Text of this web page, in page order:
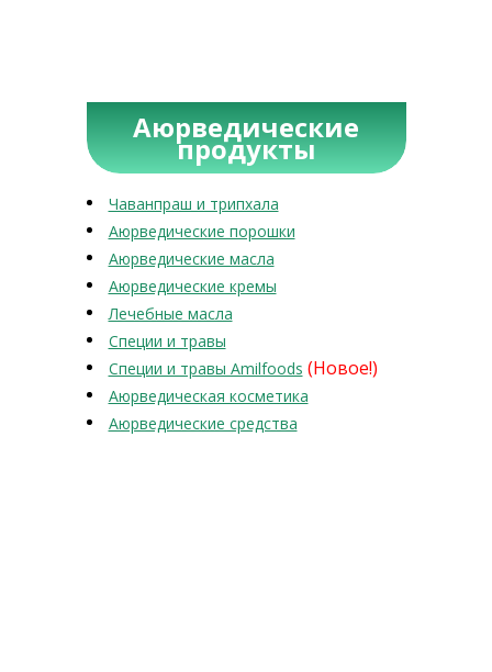
Аюрведические
продукты
Чаванпраш и трипхала
Аюрведические порошки
Аюрведические масла
Аюрведические кремы
Лечебные масла
Специи и травы
Специи и травы Amilfoods (Новое!)
Аюрведическая косметика
Аюрведические средства